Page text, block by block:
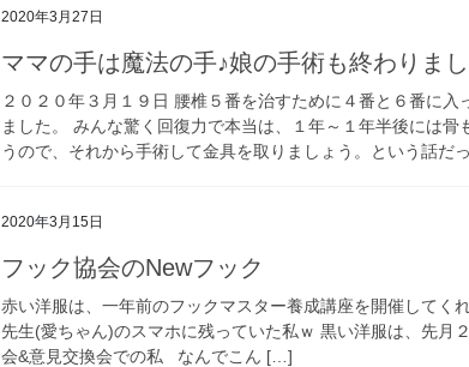
2020年3月27日
ママの手は魔法の手♪娘の手術も終わりま
２０２０年３月１９日 腰椎５番を治すために４番と６番に入
ました。 みんな驚く回復力で本当は、１年～１年半後には骨
うので、それから手術して金具を取りましょう。という話だ
2020年3月15日
フック協会のNewフック
赤い洋服は、一年前のフックマスター養成講座を開催してく
先生(愛ちゃん)のスマホに残っていた私ｗ 黒い洋服は、先月
会&意見交換会での私 なんでこん […]